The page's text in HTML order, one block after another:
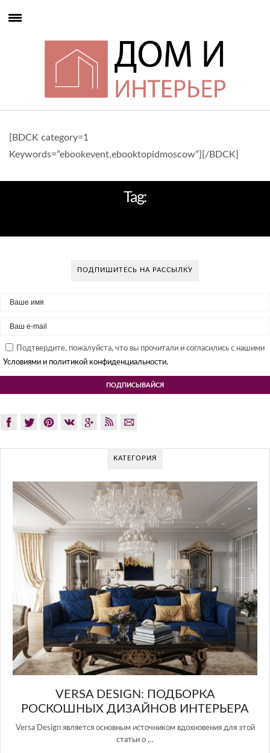
[BDCK category=1
Keywords=”ebookevent,ebooktopidmoscow”][/BDCK]
Tag:
ПОДПИШИТЕСЬ НА РАССЫЛКУ
Подтвердите, пожалуйста, что вы прочитали и согласились с нашими
Условиями и политикой конфиденциальности.
КАТЕГОРИЯ
для этой
GLAZOV DESIGN GROUP –
ПОДХОД К ДИЗАЙНУ
Glazov Design Group- это одна из лучших студий
в Росси…